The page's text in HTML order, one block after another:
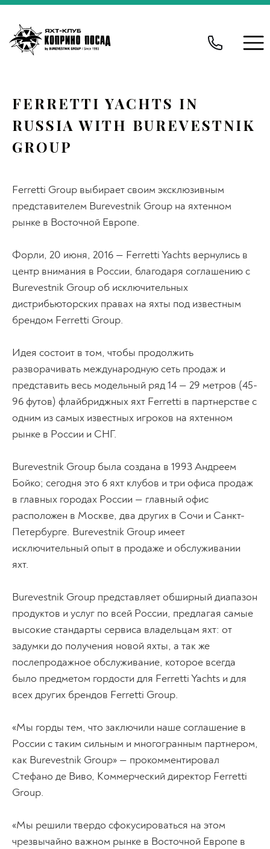
FERRETTI YACHTS IN
RUSSIA WITH BUREVESTNIK
GROUP
Ferretti Group выбирает своим эксклюзивным
представителем Burevestnik Group на яхтенном
рынке в Восточной Европе.
Форли, 20 июня, 2016 — Ferretti Yachts вернулись в
центр внимания в России, благодаря соглашению с
Burevestnik Group об исключительных
дистрибьюторских правах на яхты под известным
брендом Ferretti Group.
Идея состоит в том, чтобы продолжить
разворачивать международную сеть продаж и
представить весь модельный ряд 14 — 29 метров (45-
96 футов) флайбриджных яхт Ferretti в партнерстве с
одним из самых известных игроков на яхтенном
рынке в России и СНГ.
Burevestnik Group была создана в 1993 Андреем
Бойко; сегодня это 6 яхт клубов и три офиса продаж
в главных городах России — главный офис
расположен в Москве, два других в Сочи и Санкт-
Петербурге. Burevestnik Group имеет
исключительный опыт в продаже и обслуживании
яхт.
Burevestnik Group представляет обширный диапазон
продуктов и услуг по всей России, предлагая самые
высокие стандарты сервиса владельцам яхт: от
задумки до получения новой яхты, а так же
послепродажное обслуживание, которое всегда
было предметом гордости для Ferretti Yachts и для
всех других брендов Ferretti Group.
«Мы горды тем, что заключили наше соглашение в
России с таким сильным и многогранным партнером,
как Burevestnik Group» — прокомментировал
Стефано де Виво, Коммерческий директор Ferretti
Group.
«Мы решили твердо сфокусироваться на этом
чрезвычайно важном рынке в Восточной Европе в